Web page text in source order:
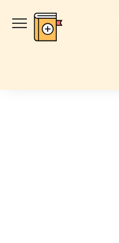
содержанию